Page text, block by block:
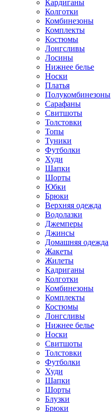
Кардиганы
Колготки
Комбинезоны
Комплекты
Костюмы
Лонгсливы
Лосины
Нижнее белье
Носки
Платья
Полукомбинезоны
Сарафаны
Свитшоты
Толстовки
Топы
Туники
Футболки
Худи
Шапки
Шорты
Юбки
Брюки
Верхняя одежда
Водолазки
Джемперы
Джинсы
Домашняя одежда
Жакеты
Жилеты
Кадриганы
Колготки
Комбинезоны
Комплекты
Костюмы
Лонгсливы
Нижнее белье
Носки
Свитшоты
Толстовки
Футболки
Худи
Шапки
Шорты
Блузки
Брюки